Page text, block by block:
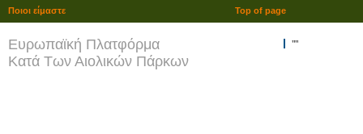
Ευρωπαϊκή Πλατφόρμα
Κατά Των Αιολικών Πάρκων
""
Top of page
Ποιοι είμαστε